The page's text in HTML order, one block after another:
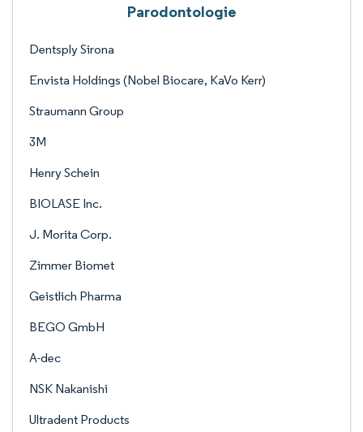
Parodontologie
Dentsply Sirona
Envista Holdings (Nobel Biocare, KaVo Kerr)
Straumann Group
3M
Henry Schein
BIOLASE Inc.
J. Morita Corp.
Zimmer Biomet
Geistlich Pharma
BEGO GmbH
A-dec
NSK Nakanishi
Ultradent Products